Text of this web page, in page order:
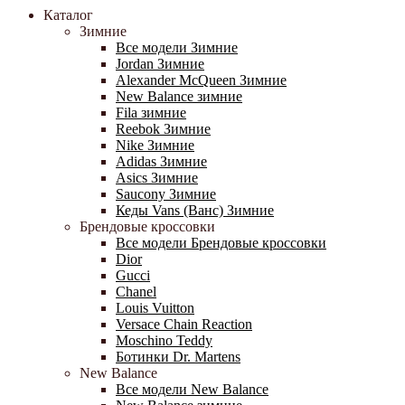
Каталог
Зимние
Все модели Зимние
Jordan Зимние
Alexander McQueen Зимние
New Balance зимние
Fila зимние
Reebok Зимние
Nike Зимние
Adidas Зимние
Asics Зимние
Saucony Зимние
Кеды Vans (Ванс) Зимние
Брендовые кроссовки
Все модели Брендовые кроссовки
Dior
Gucci
Chanel
Louis Vuitton
Versace Chain Reaction
Moschino Teddy
Ботинки Dr. Martens
New Balance
Все модели New Balance